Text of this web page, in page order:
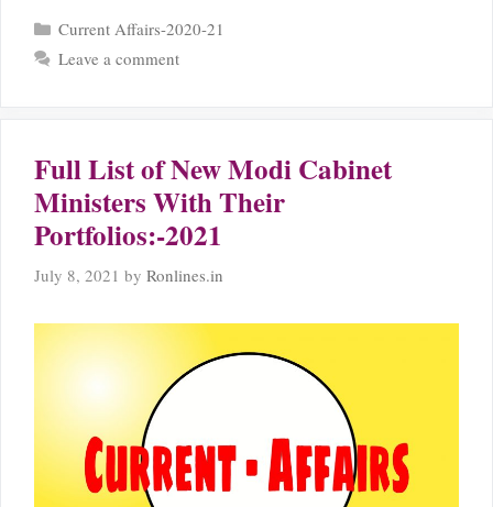
Categories
Current Affairs-2020-21
Leave a comment
Full List of New Modi Cabinet
Ministers With Their
Portfolios:-2021
July 8, 2021 by Ronlines.in